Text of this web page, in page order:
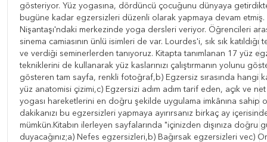
gösteriyor. Yüz yogasına, dördüncü çocuğunu dünyaya
bugüne kadar egzersizleri düzenli olarak yapmaya devam etmiş.
Nişantaşı'ndaki merkezinde yoga dersleri veriyor. Öğrencileri
sinema camiasının ünlü isimleri de var. Lourdes'i, sık sık
ve verdiği seminerlerden tanıyoruz. Kitapta tanımlanan 17 yüz
tekniklerini de kullanarak yüz kaslarınızı çalıştırmanın yolunu
gösteren tam sayfa, renkli fotoğraf,b) Egzersiz sırasında hangi
yüz anatomisi çizimi,c) Egzersizi adım adım tarif eden, açık ve
yogası hareketlerini en doğru şekilde uygulama imkânına sahip
dakikanızı bu egzersizleri yapmaya ayırırsanız birkaç ay
mümkün.Kitabın ilerleyen sayfalarında "içinizden dışınıza doğru
duyacağınız;a) Nefes egzersizleri,b) Bağırsak egzersizleri vec)